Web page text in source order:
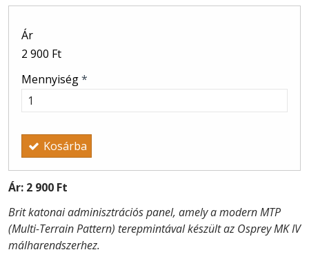
Ár
2 900 Ft
Mennyiség*
Kosárba
Ár: 2 900 Ft
Brit katonai adminisztrációs panel, amely a modern MTP
(Multi-Terrain Pattern) terepmintával készült az Osprey MK IV
málharendszerhez.